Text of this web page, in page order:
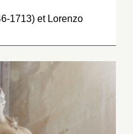
1713) et Lorenzo